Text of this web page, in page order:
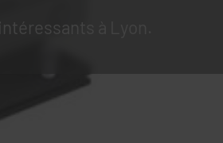
à Lyon.